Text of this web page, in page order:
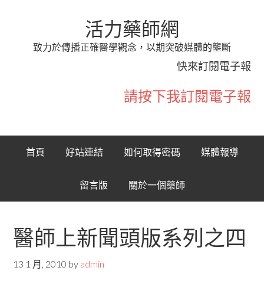
活力藥師網
致力於傳播正確醫學觀念，以期突破媒體的壟斷
快來訂閱電子報
請按下我訂閱電子報
首頁 好站連結 如何取得密碼 媒體報導
留言版 關於一個藥師
醫師上新聞頭版系列之四
13 1 月, 2010 by admin